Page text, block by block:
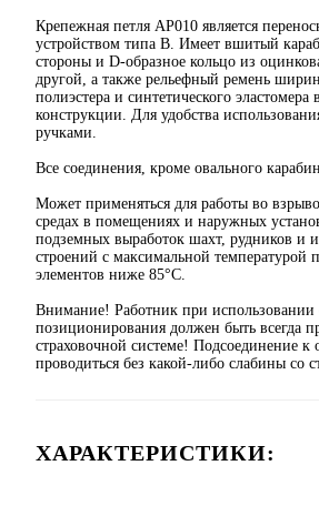
Крепежная петля АР010 является
устройством типа В. Имеет вшитый
стороны и D-образное кольцо из
другой, а также рельефный ремень
полиэстера и синтетического эластомера
конструкции. Для удобства
ручками.
Все соединения, кроме овального
Может применяться для работы во
средах в помещениях и наружных
подземных выработок шахт, рудников и
строений с максимальной температурой
элементов ниже 85°С.
Внимание! Работник при использовании
позиционирования должен быть всегда
страховочной системе! Подсоединение к
проводиться без какой-либо слабины со
ХАРАКТЕРИСТИКИ: